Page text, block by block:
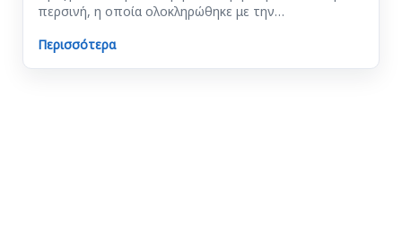
περσινή, η οποία ολοκληρώθηκε με την…
Περισσότερα